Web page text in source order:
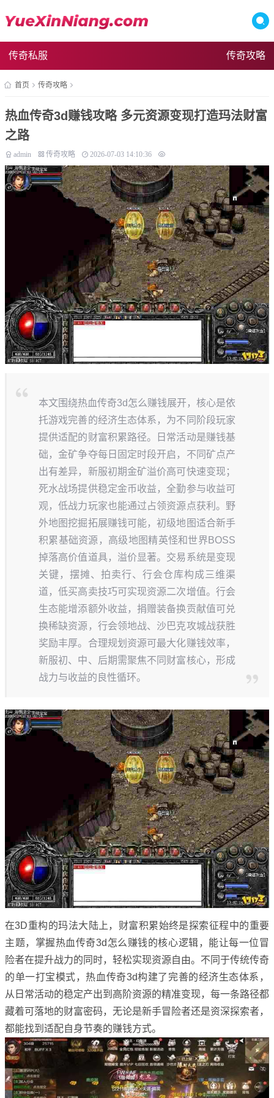
传奇私服 传奇攻略
首页 传奇攻略
热血传奇3d赚钱攻略 多元资源变现打造玛法财富
之路
admin 传奇攻略 2026-07-03 14:10:36
本文围绕热血传奇3d怎么赚钱展开，核心是依
托游戏完善的经济生态体系，为不同阶段玩家
提供适配的财富积累路径。日常活动是赚钱基
础，金矿争夺每日固定时段开启，不同矿点产
出有差异，新服初期金矿溢价高可快速变现；
死水战场提供稳定金币收益，全勤参与收益可
观，低战力玩家也能通过占领资源点获利。野
外地图挖掘拓展赚钱可能，初级地图适合新手
积累基础资源，高级地图精英怪和世界BOSS
掉落高价值道具，溢价显著。交易系统是变现
关键，摆摊、拍卖行、行会仓库构成三维渠
道，低买高卖技巧可实现资源二次增值。行会
生态能增添额外收益，捐赠装备换贡献值可兑
换稀缺资源，行会领地战、沙巴克攻城战获胜
奖励丰厚。合理规划资源可最大化赚钱效率，
新服初、中、后期需聚焦不同财富核心，形成
战力与收益的良性循环。
在3D重构的玛法大陆上，财富积累始终是探索征程中的重要
主题，掌握热血传奇3d怎么赚钱的核心逻辑，能让每一位冒
险者在提升战力的同时，轻松实现资源自由。不同于传统传奇
的单一打宝模式，热血传奇3d构建了完善的经济生态体系，
从日常活动的稳定产出到高阶资源的精准变现，每一条路径都
藏着可落地的财富密码，无论是新手冒险者还是资深探索者，
都能找到适配自身节奏的赚钱方式。